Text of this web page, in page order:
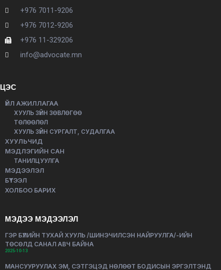
+976 7011-9206
+976 7012-9206
+976 11-329206
info@advocate.mn
ЦЭС
ҮЙЛ АЖИЛЛАГАА
ХУУЛЬ ЗҮЙН ЗӨВЛӨГӨӨ
ТӨЛӨӨЛӨЛ
ХУУЛЬ ЗҮЙН СУРГАЛТ, СУДАЛГАА
ХУУЛЬЧИД
МЭДЛЭГИЙН САН
ТАНИЛЦУУЛГА
МЭДЭЭЛЭЛ
БҮТЭЭЛ
ХОЛБОО БАРИХ
МЭДЭЭ МЭДЭЭЛЭЛ
ГЭР БҮЛИЙН ТУХАЙ ХУУЛЬ /ШИНЭЧИЛСЭН НАЙРУУЛГА/-ИЙН
ТӨСӨЛД САНАЛ АВЧ БАЙНА
2025-10-13
МАНСУУРУУЛАХ ЭМ, СЭТГЭЦЭД НӨЛӨӨТ БОДИСЫН ЭРГЭЛТЭНД